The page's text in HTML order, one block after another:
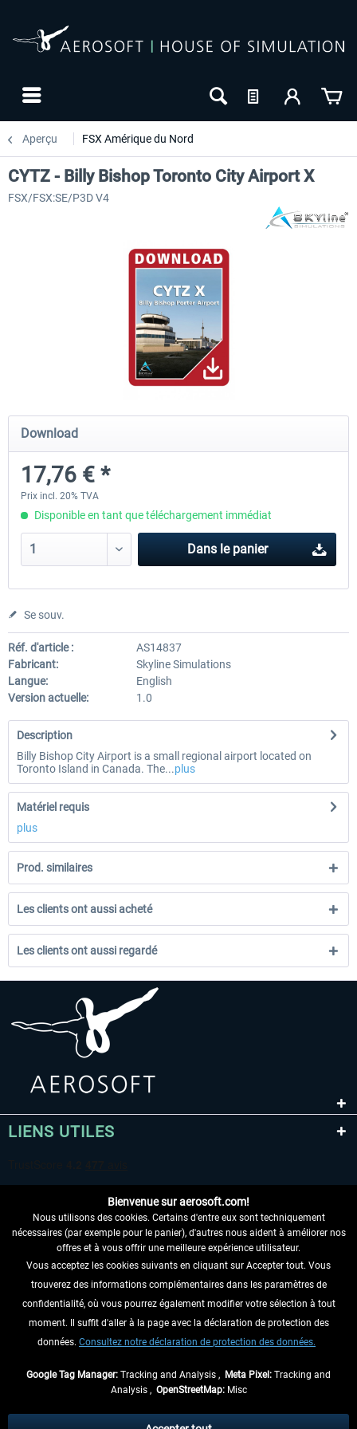
Aperçu FSX Amérique du Nord
Airports of Mexico City & Central
28,18 € *
US Cities X - Chicago
CYTZ - Billy Bishop Toronto City Airport X
FSX/FSX:SE/P3D V4
Download
17,76 € *
Prix incl. 20% TVA
Disponible en tant que téléchargement immédiat
Dans le panier
Se souv.
Réf. d'article :
AS14837
Fabricant:
Skyline Simulations
Langue:
English
Version actuelle:
1.0
Description
Billy Bishop City Airport is a small regional airport located on
Toronto Island in Canada. The...plus
Matériel requis
plus
Prod. similaires
Les clients ont aussi acheté
Les clients ont aussi regardé
LIENS UTILES
RENONCER AU CONTRAT ICI
INFORMATIONS
NE MANQUEZ PAS LES DERNIÈRES
échéant, frais de remboursement, si aucune description contraire.
Bienvenue sur aerosoft.com!
Nous utilisons des cookies. Certains d'entre eux sont techniquement
nécessaires (par exemple pour le panier), d'autres nous aident à améliorer nos
offres et à vous offrir une meilleure expérience utilisateur.
Vous acceptez les cookies suivants en cliquant sur Accepter tout. Vous
trouverez des informations complémentaires dans les paramètres de
confidentialité, où vous pourrez également modifier votre sélection à tout
moment. Il suffit d'aller à la page avec la déclaration de protection des
données. Consultez notre déclaration de protection des données.
Google Tag Manager: Tracking and Analysis , Meta Pixel: Tracking and
Analysis , OpenStreetMap:Misc